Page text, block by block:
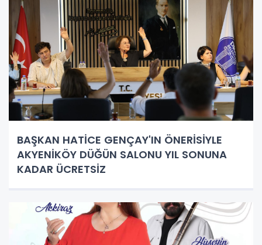
BAŞKAN HATİCE GENÇAY'IN ÖNERİSİYLE
AKYENİKÖY DÜĞÜN SALONU YIL SONUNA
KADAR ÜCRETSİZ